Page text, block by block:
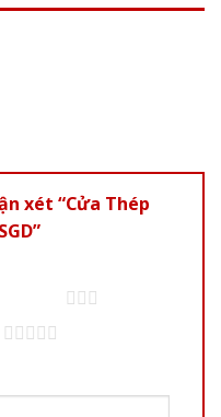
xét “Cửa Thép